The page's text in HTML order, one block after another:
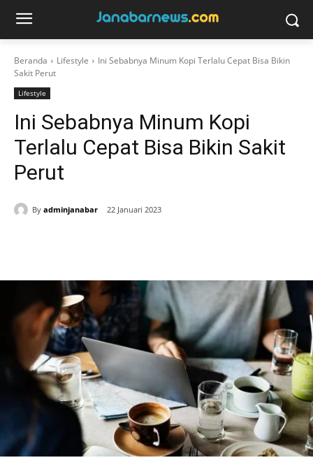
Beranda Lifestyle
Ini Sebabnya Minum Kopi Terlalu Cepat Bisa Bikin
Sakit Perut
Lifestyle
Ini Sebabnya Minum Kopi
Terlalu Cepat Bisa Bikin Sakit
Perut
By adminjanabar 22 Januari 2023